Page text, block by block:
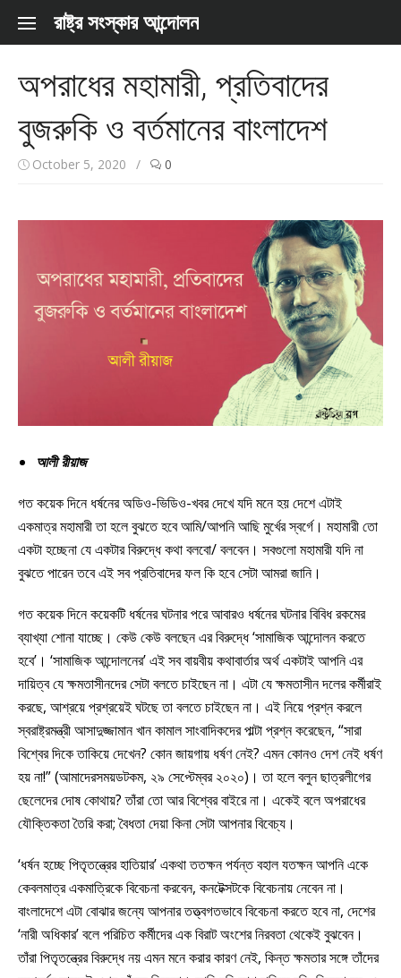
Skip to content
রাষ্ট্র সংস্কার আন্দোলন
অপরাধের মহামারী, প্রতিবাদের
বুজরুকি ও বর্তমানের বাংলাদেশ
October 5, 2020 / 0
আলী রীয়াজ
গত কয়েক দিনে ধর্ষনের অডিও-ভিডিও-খবর দেখে যদি মনে হয় দেশে এটাই
একমাত্র মহামারী তা হলে বুঝতে হবে আমি/আপনি আছি মুর্খের স্বর্গে। মহামারী তো
একটা হচ্ছেনা যে একটার বিরুদ্ধে কথা বলবো/ বলবেন। সবগুলো মহামারী যদি না
বুঝতে পারেন তবে এই সব প্রতিবাদের ফল কি হবে সেটা আমরা জানি।
গত কয়েক দিনে কয়েকটি ধর্ষনের ঘটনার পরে আবারও ধর্ষনের ঘটনার বিবিধ রকমের
ব্যাখ্যা শোনা যাচ্ছে। কেউ কেউ বলছেন এর বিরুদ্ধে ‘সামাজিক আন্দোলন করতে
হবে’। ‘সামাজিক আন্দোলনের’ এই সব বায়বীয় কথাবার্তার অর্থ একটাই আপনি এর
দায়িত্ব যে ক্ষমতাসীনদের সেটা বলতে চাইছেন না। এটা যে ক্ষমতাসীন দলের কর্মীরাই
করছে, আশ্রয়ে প্রশ্রয়েই ঘটছে তা বলতে চাইছেন না। এই নিয়ে প্রশ্ন করলে
স্বরাষ্ট্রমন্ত্রী আসাদুজ্জামান খান কামাল সাংবাদিকদের পাল্টা প্রশ্ন করেছেন, “সারা
বিশ্বের দিকে তাকিয়ে দেখেন? কোন জায়গায় ধর্ষণ নেই? এমন কোনও দেশ নেই ধর্ষণ
হয় না!” (আমাদেরসময়ডটকম, ২৯ সেপ্টেম্বর ২০২০)। তা হলে বলুন ছাত্রলীগের
ছেলেদের দোষ কোথায়? তাঁরা তো আর বিশ্বের বাইরে না। একেই বলে অপরাধের
যৌক্তিকতা তৈরি করা; বৈধতা দেয়া কিনা সেটা আপনার বিবেচ্য।
‘ধর্ষন হচ্ছে পিতৃতন্ত্রের হাতিয়ার’ একথা ততক্ষন পর্যন্ত বহাল যতক্ষন আপনি একে
কেবলমাত্র একমাত্রিকে বিবেচনা করবেন, কনটেক্সটকে বিবেচনায় নেবেন না।
বাংলাদেশে এটা বোঝার জন্যে আপনার তত্ত্বগতভাবে বিবেচনা করতে হবে না, দেশের
‘নারী অধিকার’ বলে পরিচিত কর্মীদের এক বিরাট অংশের নিরবতা থেকেই বুঝবেন।
তাঁরা পিতৃতন্ত্রের বিরুদ্ধে নয় এমন মনে করার কারণ নেই, কিন্ত ক্ষমতার সঙ্গে তাঁদের